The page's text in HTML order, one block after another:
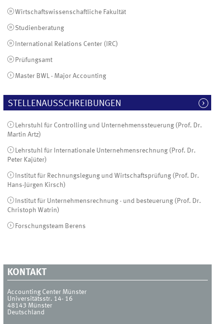
Wirtschaftswissenschaftliche Fakultät
Studienberatung
International Relations Center (IRC)
Prüfungsamt
Master BWL - Major Accounting
STELLENAUSSCHREIBUNGEN
Lehrstuhl für Controlling und Unternehmenssteuerung (Prof. Dr.
Martin Artz)
Lehrstuhl für Internationale Unternehmensrechnung (Prof. Dr.
Peter Kajüter)
Institut für Rechnungslegung und Wirtschaftsprüfung (Prof. Dr.
Hans-Jürgen Kirsch)
Institut für Unternehmensrechnung - und besteuerung (Prof. Dr.
Christoph Watrin)
Forschungsteam Berens
KONTAKT
Accounting Center Münster
Universitätsstr. 14- 16
48143 Münster
Deutschland